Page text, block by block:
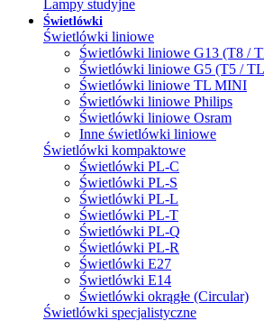
Lampy studyjne
Świetlówki
Świetlówki liniowe
Świetlówki liniowe G13 (T8 /
Świetlówki liniowe G5 (T5 /
Świetlówki liniowe TL MINI
Świetlówki liniowe Philips
Świetlówki liniowe Osram
Inne świetlówki liniowe
Świetlówki kompaktowe
Świetlówki PL-C
Świetlówki PL-S
Świetlówki PL-L
Świetlówki PL-T
Świetlówki PL-Q
Świetlówki PL-R
Świetlówki E27
Świetlówki E14
Świetlówki okrągłe (Circular)
Świetlówki specjalistyczne